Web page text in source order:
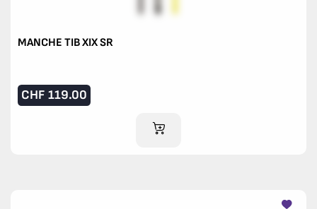
MANCHE TIB XIX SR
CHF 119.00
AJOUTER AU PANIER